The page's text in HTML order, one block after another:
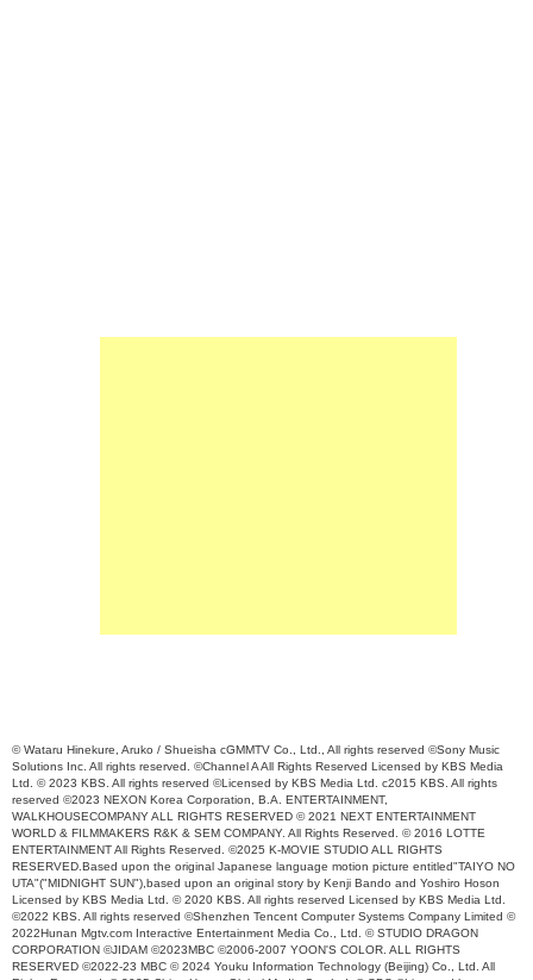
© Wataru Hinekure, Aruko / Shueisha cGMMTV Co., Ltd., All rights reserved ©Sony Music
Solutions Inc. All rights reserved. ©Channel A All Rights Reserved Licensed by KBS Media
Ltd. © 2023 KBS. All rights reserved ©Licensed by KBS Media Ltd. c2015 KBS. All rights
reserved ©2023 NEXON Korea Corporation, B.A. ENTERTAINMENT,
WALKHOUSECOMPANY ALL RIGHTS RESERVED © 2021 NEXT ENTERTAINMENT
WORLD & FILMMAKERS R&K & SEM COMPANY. All Rights Reserved. © 2016 LOTTE
ENTERTAINMENT All Rights Reserved. ©2025 K-MOVIE STUDIO ALL RIGHTS
RESERVED.Based upon the original Japanese language motion picture entitled"TAIYO NO
UTA"("MIDNIGHT SUN"),based upon an original story by Kenji Bando and Yoshiro Hoson
Licensed by KBS Media Ltd. © 2020 KBS. All rights reserved Licensed by KBS Media Ltd.
©2022 KBS. All rights reserved ©Shenzhen Tencent Computer Systems Company Limited ©
2022Hunan Mgtv.com Interactive Entertainment Media Co., Ltd. © STUDIO DRAGON
CORPORATION ©JIDAM ©2023MBC ©2006-2007 YOON'S COLOR. ALL RIGHTS
RESERVED ©2022-23 MBC © 2024 Youku Information Technology (Beijing) Co., Ltd. All